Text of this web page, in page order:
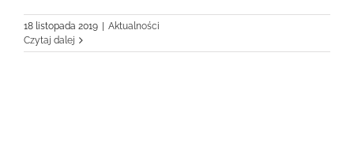
18 listopada 2019
Aktualności
Czytaj dalej